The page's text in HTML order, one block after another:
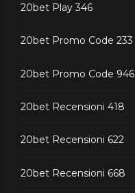
20bet Play 346
20bet Promo Code 233
20bet Promo Code 946
20bet Recensioni 418
20bet Recensioni 622
20bet Recensioni 668